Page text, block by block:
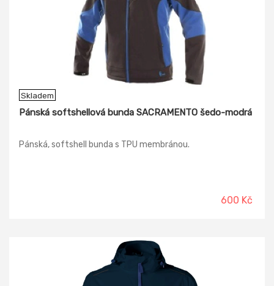
Skladem
Pánská softshellová bunda SACRAMENTO šedo-modrá
Pánská, softshell bunda s TPU membránou.
600 Kč